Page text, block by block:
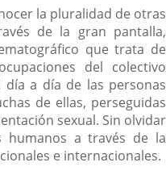
la pluralidad de otras
de la gran pantalla,
que trata de
del colectivo
día a día de las personas
de ellas, perseguidas
sexual. Sin olvidar
humanos a través de la
e internacionales.